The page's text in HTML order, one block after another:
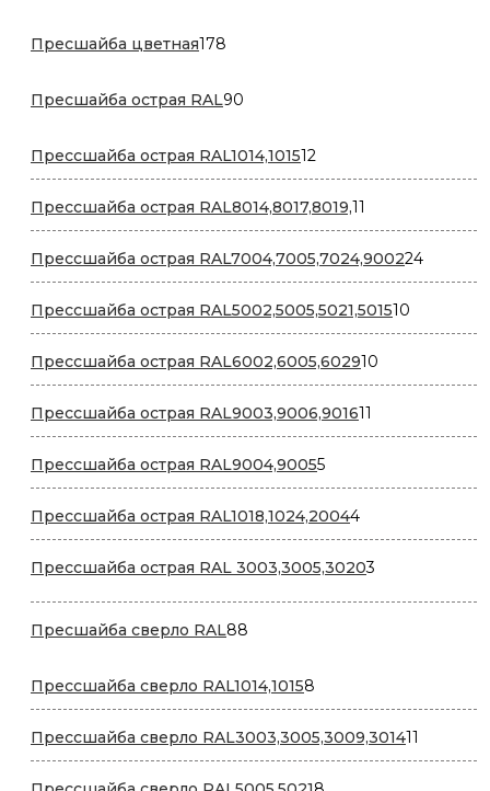
Пресшайба цветная178
Пресшайба острая RAL90
Прессшайба острая RAL1014,101512
товаров
Прессшайба острая RAL8014,8017,8019,11
товаров
Прессшайба острая RAL7004,7005,7024,90022424
товара
Прессшайба острая RAL5002,5005,5021,501510
товаров
Прессшайба острая RAL6002,6005,602910
товаров
Прессшайба острая RAL9003,9006,901611
товаров
Прессшайба острая RAL9004,900555
товаров
Прессшайба острая RAL1018,1024,200444
товара
Прессшайба острая RAL 3003,3005,30203
Пресшайба сверло RAL88
Прессшайба сверло RAL1014,10158
товаров
Прессшайба сверло RAL3003,3005,3009,301411
товаров